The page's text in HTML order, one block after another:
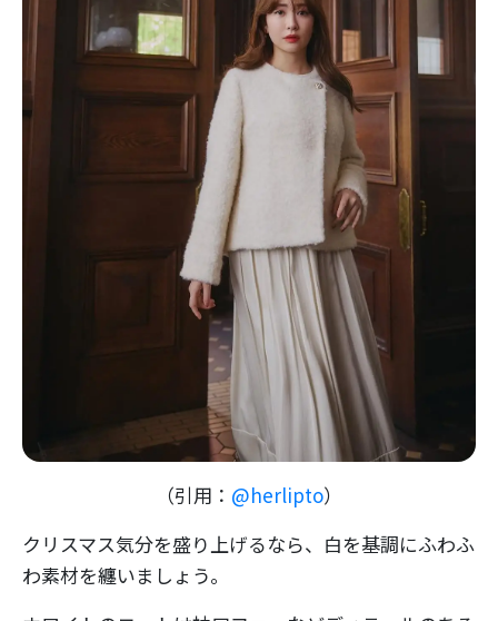
（引用： @herlipto）
クリスマス気分を盛り上げるなら、白を基調にふわふ
わ素材を纏いましょう。